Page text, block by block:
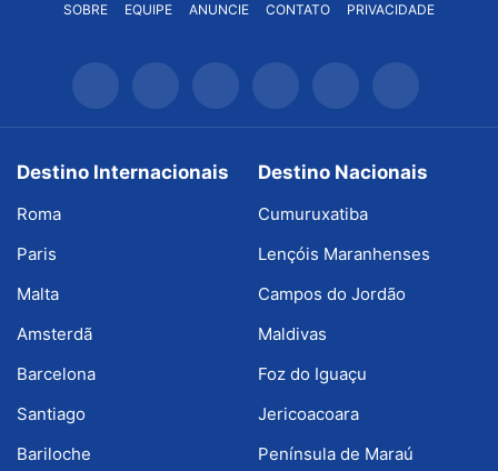
SOBRE EQUIPE ANUNCIE CONTATO PRIVACIDADE
Destino Internacionais
Roma
Paris
Malta
Amsterdã
Barcelona
Santiago
Bariloche
Destino Nacionais
Cumuruxatiba
Lençóis Maranhenses
Campos do Jordão
Maldivas
Foz do Iguaçu
Jericoacoara
Península de Maraú